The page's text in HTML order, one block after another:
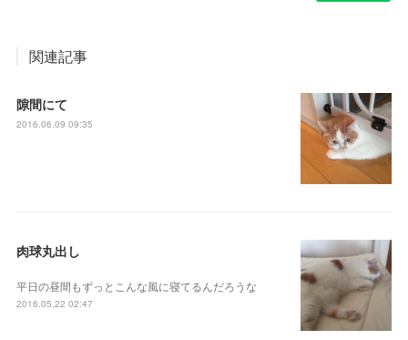
関連記事
隙間にて
2016.06.09 09:35
肉球丸出し
平日の昼間もずっとこんな風に寝てるんだろうな
2016.05.22 02:47